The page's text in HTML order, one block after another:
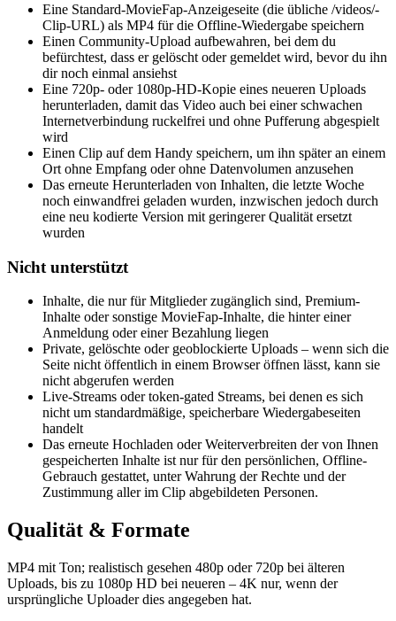
Eine Standard-MovieFap-Anzeigeseite (die übliche /videos/-
Clip-URL) als MP4 für die Offline-Wiedergabe speichern
Einen Community-Upload aufbewahren, bei dem du
befürchtest, dass er gelöscht oder gemeldet wird, bevor du ihn
dir noch einmal ansiehst
Eine 720p- oder 1080p-HD-Kopie eines neueren Uploads
herunterladen, damit das Video auch bei einer schwachen
Internetverbindung ruckelfrei und ohne Pufferung abgespielt
wird
Einen Clip auf dem Handy speichern, um ihn später an einem
Ort ohne Empfang oder ohne Datenvolumen anzusehen
Das erneute Herunterladen von Inhalten, die letzte Woche
noch einwandfrei geladen wurden, inzwischen jedoch durch
eine neu kodierte Version mit geringerer Qualität ersetzt
wurden
Nicht unterstützt
Inhalte, die nur für Mitglieder zugänglich sind, Premium-
Inhalte oder sonstige MovieFap-Inhalte, die hinter einer
Anmeldung oder einer Bezahlung liegen
Private, gelöschte oder geoblockierte Uploads – wenn sich die
Seite nicht öffentlich in einem Browser öffnen lässt, kann sie
nicht abgerufen werden
Live-Streams oder token-gated Streams, bei denen es sich
nicht um standardmäßige, speicherbare Wiedergabeseiten
handelt
Das erneute Hochladen oder Weiterverbreiten der von Ihnen
gespeicherten Inhalte ist nur für den persönlichen, Offline-
Gebrauch gestattet, unter Wahrung der Rechte und der
Zustimmung aller im Clip abgebildeten Personen.
Qualität & Formate
MP4 mit Ton; realistisch gesehen 480p oder 720p bei älteren
Uploads, bis zu 1080p HD bei neueren – 4K nur, wenn der
ursprüngliche Uploader dies angegeben hat.